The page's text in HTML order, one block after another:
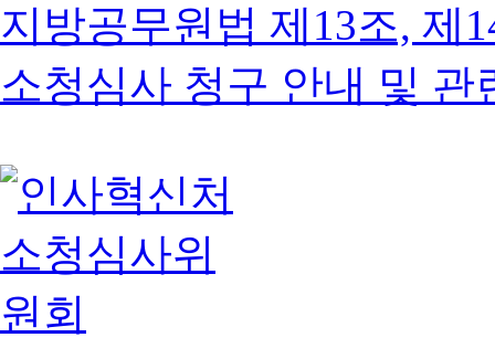
지방공무원법 제13조, 제
소청심사 청구 안내 및 관